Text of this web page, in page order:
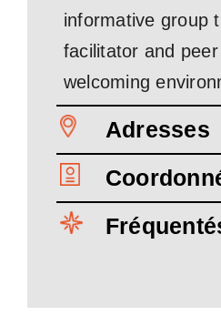
informative group
facilitator and
welcoming
Adresses